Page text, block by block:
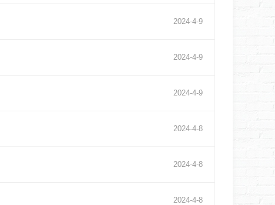
2024-4-9
2024-4-9
2024-4-9
2024-4-8
2024-4-8
2024-4-8